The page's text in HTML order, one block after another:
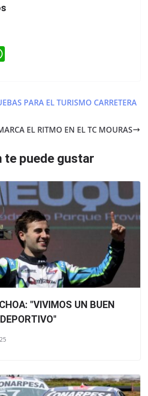
s
p
PARA EL TURISMO CARRETERA
EL RITMO EN EL TC MOURAS
te puede gustar
"VIVIMOS UN BUEN